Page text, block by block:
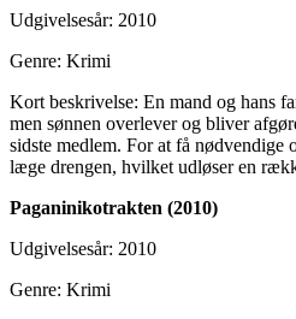
Udgivelsesår: 2010
Genre: Krimi
Kort beskrivelse: En mand og hans
men sønnen overlever og bliver
sidste medlem. For at få nødvendige
læge drengen, hvilket udløser en
Paganinikotrakten (2010)
Udgivelsesår: 2010
Genre: Krimi